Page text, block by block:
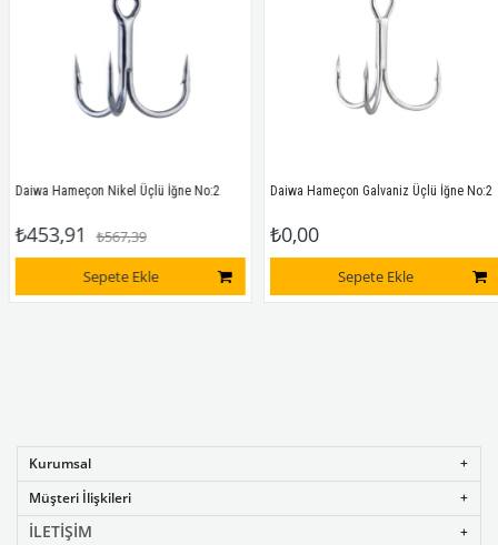
Daiwa Hameçon Nikel Üçlü İğne No:2
₺453,91
₺567,39
Sepete Ekle
Daiwa Hameçon Galvaniz Üçlü İğne No:2
₺0,00
Sepete Ekle
Kurumsal
Müşteri İlişkileri
İLETİŞİM